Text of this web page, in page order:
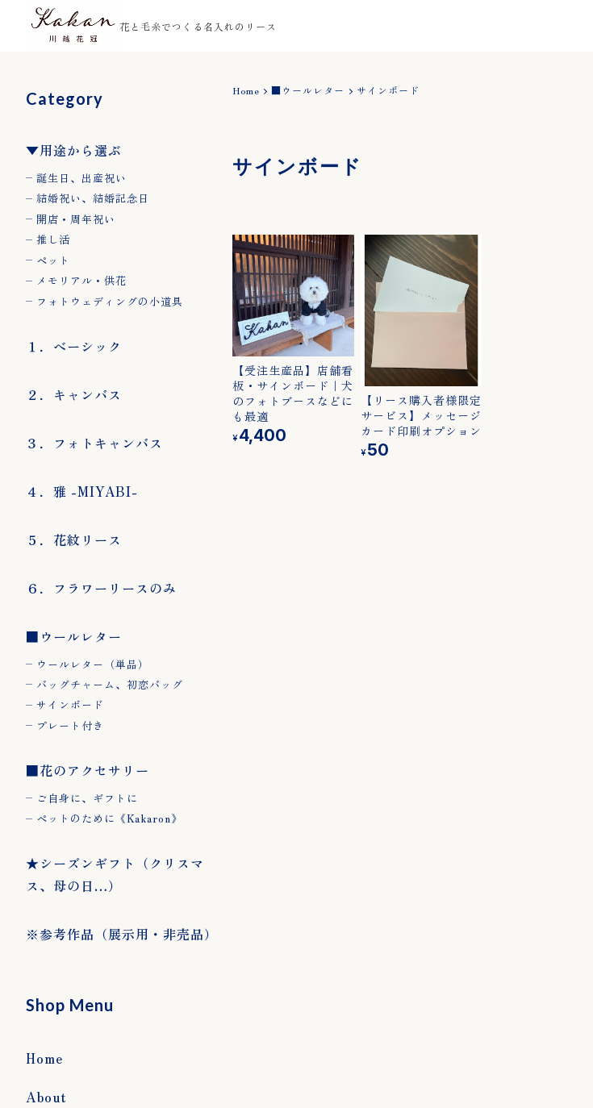
花と毛糸でつくる名入れのリース
About
Blog
Contact
Category
▼用途から選ぶ
結婚祝い、結婚記
開店・周年祝い
ペット
フォトウェディン
グの小道具
１．ベーシック ２．キャンバス
３．フォトキャ
ンバス
４．雅 -
MIYABI-
リー
ご自身に、ギフト
ペットのために
ト（クリスマ
配送・送料について
プライバシーポリシー
特定商取引法に基づく表記
ご注文の流れ
Home ■ウールレター サインボード
サインボード
【受注生産品】店舗看
板・サインボード｜犬
のフォトブースなどに
も最適
¥ 4,400
【リース購入者様限定
サービス】メッセージ
カード印刷オプション
¥ 50
Category
▼用途から選ぶ
誕生日、出産祝い
結婚祝い、結婚記念日
開店・周年祝い
推し活
ペット
メモリアル・供花
フォトウェディングの小道具
１．ベーシック
２．キャンバス
３．フォトキャンバス
４．雅 -MIYABI-
５．花紋リース
６．フラワーリースのみ
■ウールレター
ウールレター（単品）
バッグチャーム、初恋バッグ
サインボード
プレート付き
■花のアクセサリー
ご自身に、ギフトに
ペットのために《Kakaron》
★シーズンギフト（クリスマ
ス、母の日…）
※参考作品（展示用・非売品）
Shop Menu
Home
About